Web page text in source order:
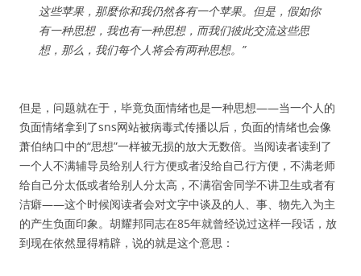
这些苹果，那麼你和我仍然各有一个苹果。但是，假如你
有一种思想，我也有一种思想，而我们彼此交流这些思
想，那么，我们每个人将会有两种思想。”
但是，问题就在于，毕竟负面情绪也是一种思想——当一个人的
负面情绪拿到了sns网站被病毒式传播以后，负面的情绪也会像
萧伯纳口中的“思想”一样被无损的放大无数倍。当阅读者读到了
一个人不满辅导员给别人行方便或者没给自己行方便，不满老师
给自己分太低或者给别人分太高，不满宿舍同学不讲卫生或者有
洁癖——这个时候阅读者会对文字中谈及的人、事、物先入为主
的产生负面印象。胡耀邦同志在85年就曾经说过这样一段话，放
到现在依然显得精辟，说的就是这个意思：